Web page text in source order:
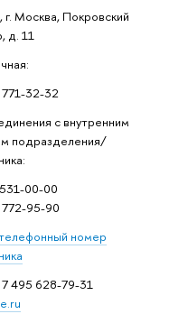
г. Москва, Покровский
д. 11
32-32
с внутренним
подразделения/
00-00
95-90
номер
495 628-79-31